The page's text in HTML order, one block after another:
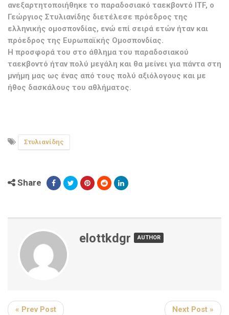
ανεξαρτητοποιήθηκε το παραδοσιακό ταεκβοντό ITF, ο
Γεώργιος Στυλιανίδης διετέλεσε πρόεδρος της
ελληνικής ομοσπονδίας, ενώ επί σειρά ετών ήταν και
πρόεδρος της Ευρωπαϊκής Ομοσπονδίας.
Η προσφορά του στο άθλημα του παραδοσιακού
ταεκβοντό ήταν πολύ μεγάλη και θα μείνει για πάντα στη
μνήμη μας ως ένας από τους πολύ αξιόλογους και με
ήθος δασκάλους του αθλήματος.
Στυλιανίδης
Share
elottkdgr AUTHOR
« Prev Post Next Post »